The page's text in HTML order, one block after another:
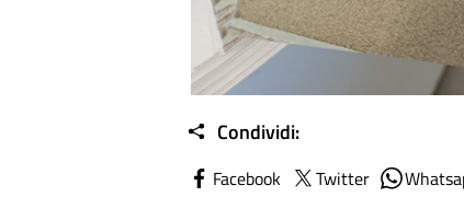
Condividi:
Facebook Twitter